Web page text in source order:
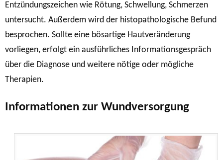
Entzündungszeichen wie Rötung, Schwellung, Schmerzen
untersucht. Außerdem wird der histopathologische Befund
besprochen. Sollte eine bösartige Hautveränderung
vorliegen, erfolgt ein ausführliches Informationsgespräch
über die Diagnose und weitere nötige oder mögliche
Therapien.
Informationen zur Wundversorgung